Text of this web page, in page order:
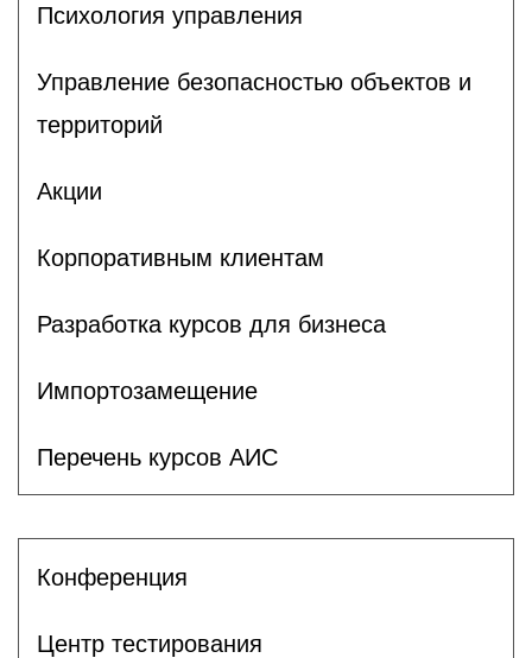
Психология управления
Управление безопасностью объектов и
территорий
Акции
Корпоративным клиентам
Разработка курсов для бизнеса
Импортозамещение
Перечень курсов АИС
Конференция
Центр тестирования